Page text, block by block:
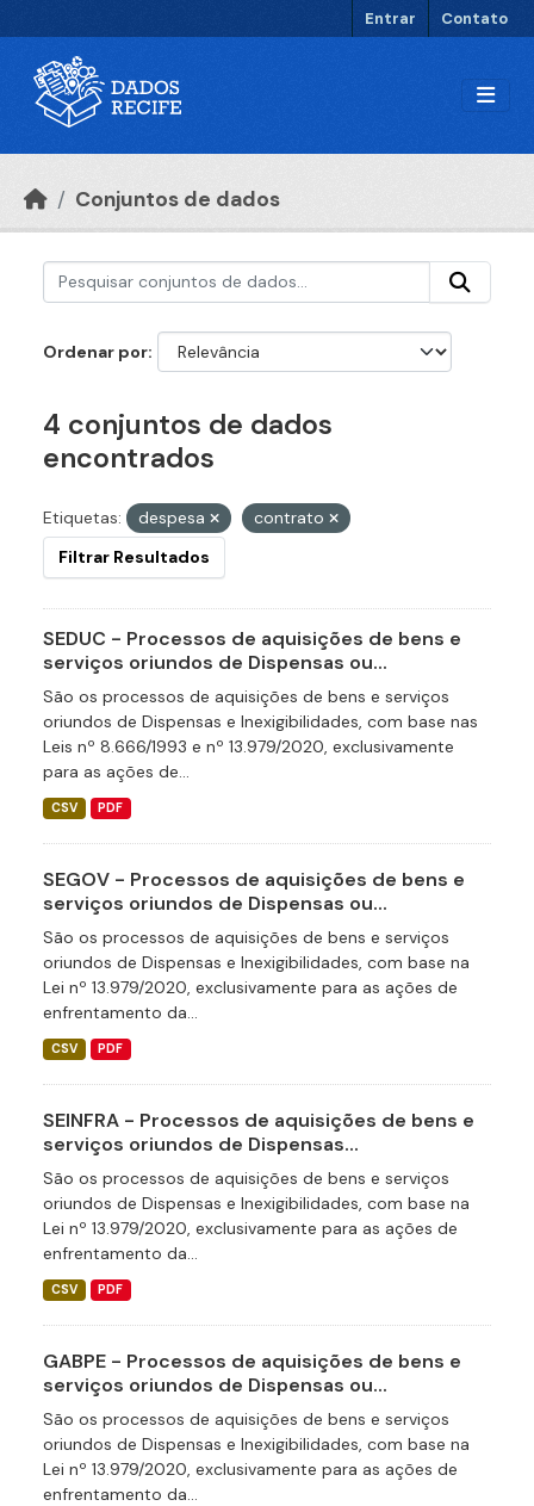
Entrar Contato
Conjuntos de dados
Ordenar por
4 conjuntos de dados
encontrados
Etiquetas: despesa
contrato
Filtrar Resultados
SEDUC - Processos de aquisições de bens e
serviços oriundos de Dispensas ou...
São os processos de aquisições de bens e serviços
oriundos de Dispensas e Inexigibilidades, com base nas
Leis nº 8.666/1993 e nº 13.979/2020, exclusivamente
para as ações de...
CSV PDF
SEGOV - Processos de aquisições de bens e
serviços oriundos de Dispensas ou...
São os processos de aquisições de bens e serviços
oriundos de Dispensas e Inexigibilidades, com base na
Lei nº 13.979/2020, exclusivamente para as ações de
enfrentamento da...
CSV PDF
SEINFRA - Processos de aquisições de bens e
serviços oriundos de Dispensas...
São os processos de aquisições de bens e serviços
oriundos de Dispensas e Inexigibilidades, com base na
Lei nº 13.979/2020, exclusivamente para as ações de
enfrentamento da...
CSV PDF
GABPE - Processos de aquisições de bens e
serviços oriundos de Dispensas ou...
São os processos de aquisições de bens e serviços
oriundos de Dispensas e Inexigibilidades, com base na
Lei nº 13.979/2020, exclusivamente para as ações de
enfrentamento da...